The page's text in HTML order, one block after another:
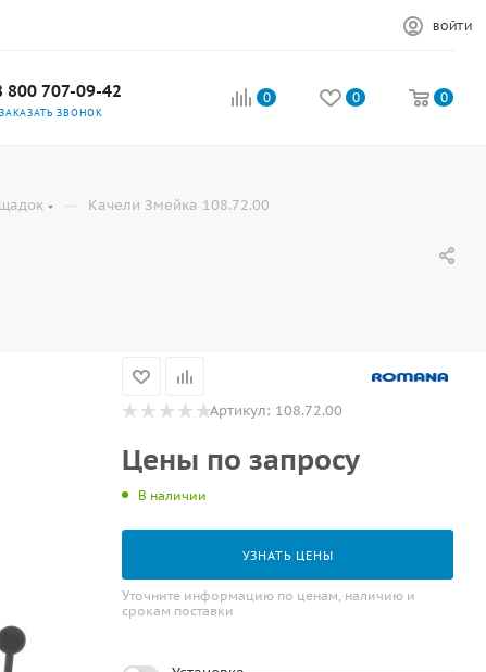
ВОЙТИ
800 707-09-42
ЗАКАЗАТЬ ЗВОНОК
0 0 0
— Качели Змейка 108.72.00
Артикул: 108.72.00
Цены по запросу
В наличии
УЗНАТЬ ЦЕНЫ
Уточните информацию по ценам, наличию и
срокам поставки